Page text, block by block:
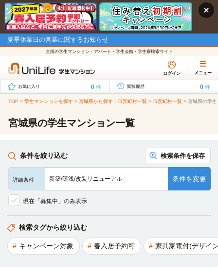
夏季休業日の営業に関するお知らせ
全国の学生マンション・アパート・学生会館・学生寮検索サイト
ログイン メニュー
お気に入り 0 件 閲覧履歴 0 件
TOP > 学生マンションを探す > 宮城県から探す：市区町村一覧 > 市区町村一覧 > 宮城県の学
宮城県の学生マンション一覧
条件を絞り込む 検索条件を保存
詳細条件 新築/築浅/改装リニューアル 条件を変更
現在「募集中」のみ表示
検索タグから絞り込む
キャンペーン対象 春入居予約可 家具家電付(デザイ